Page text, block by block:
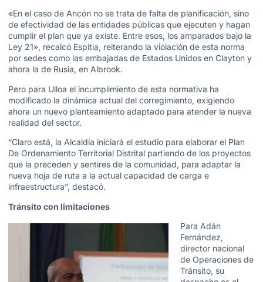
«En el caso de Ancón no se trata de falta de planificación, sino
de efectividad de las entidades públicas que ejecuten y hagan
cumplir el plan que ya existe. Entre esos, los amparados bajo la
Ley 21», recalcó Espitia, reiterando la violación de esta norma
por sedes como las embajadas de Estados Unidos en Clayton y
ahora la de Rusia, en Albrook.
Pero para Ulloa el incumplimiento de esta normativa ha
modificado la dinámica actual del corregimiento, exigiendo
ahora un nuevo planteamiento adaptado para atender la nueva
realidad del sector.
“Claro está, la Alcaldía iniciará el estudio para elaborar el Plan
De Ordenamiento Territorial Distrital partiendo de los proyectos
que la preceden y sentires de la comunidad, para adaptar la
nueva hoja de ruta a la actual capacidad de carga e
infraestructura”, destacó.
Tránsito con limitaciones
Para Adán
Fernández,
director nacional
de Operaciones de
Tránsito, su